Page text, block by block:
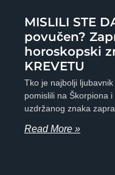
MISLILI STE
povučen?
horoskopski
KREVETU
Tko je najbolji
pomislili na Škorpiona
uzdržanog znaka
Read More »